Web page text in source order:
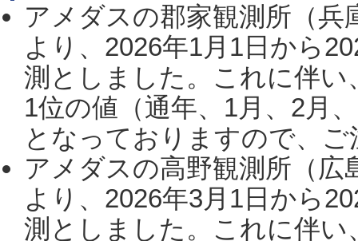
アメダスの郡家観測所（
より、2026年1月1日から
測としました。これに伴い
1位の値（通年、1月、2月
となっておりますので、
アメダスの高野観測所（
より、2026年3月1日から
測としました。これに伴い